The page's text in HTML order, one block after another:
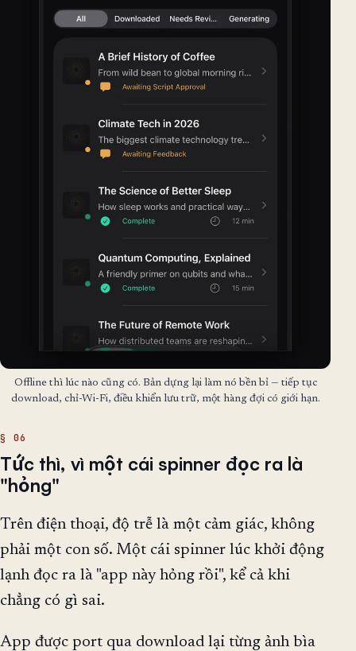
Offline thì lúc nào cũng có. Bản dựng lại làm nó bền bỉ — tiếp tục
download, chỉ-Wi-Fi, điều khiển lưu trữ, một hàng đợi có giới hạn.
Tức thì, vì một cái spinner đọc ra là
"hỏng"
Trên điện thoại, độ trễ là một cảm giác, không
phải một con số. Một cái spinner lúc khởi động
lạnh đọc ra là "app này hỏng rồi", kể cả khi
chẳng có gì sai.
App được port qua download lại từng ảnh bìa